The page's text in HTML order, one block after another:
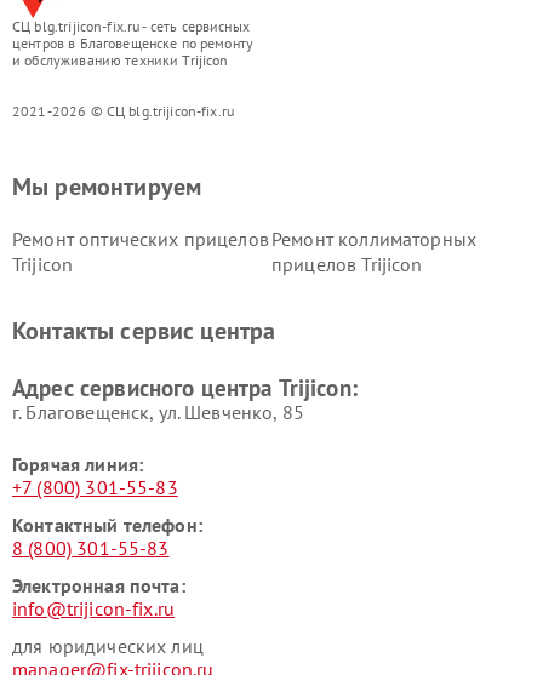
СЦ blg.trijicon-fix.ru - сеть сервисных
центров в Благовещенске по ремонту
и обслуживанию техники Trijicon
2021-2026 © СЦ blg.trijicon-fix.ru
Мы ремонтируем
Ремонт оптических прицелов
Trijicon
Ремонт коллиматорных
прицелов Trijicon
Контакты сервис центра
Адрес сервисного центра Trijicon:
г. Благовещенск, ул. Шевченко, 85
Горячая линия:
+7 (800) 301-55-83
Контактный телефон:
8 (800) 301-55-83
Электронная почта:
info@trijicon-fix.ru
для юридических лиц
manager@fix-trijicon.ru